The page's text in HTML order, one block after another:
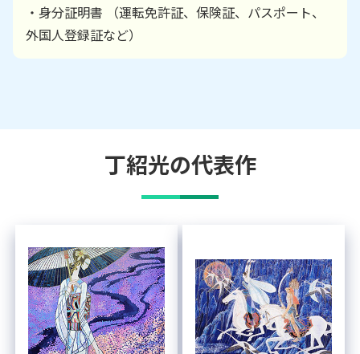
・身分証明書 （運転免許証、保険証、パスポート、
外国人登録証など）
丁紹光の代表作